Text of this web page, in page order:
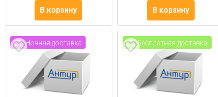
В корзину В корзину
Ночная доставка Бесплатная доставка